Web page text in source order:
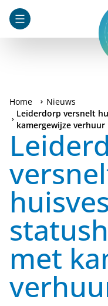
Home
Nieuws
Leiderdorp versnelt
kamergewijze verhuur
met